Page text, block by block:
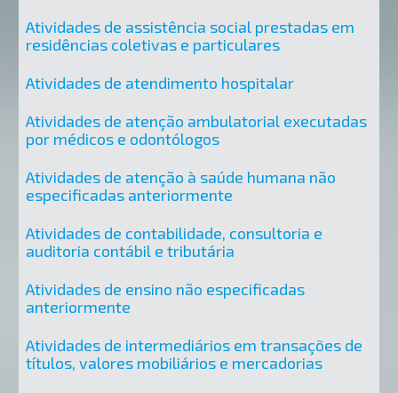
Atividades de assistência social prestadas em
residências coletivas e particulares
Atividades de atendimento hospitalar
Atividades de atenção ambulatorial executadas
por médicos e odontólogos
Atividades de atenção à saúde humana não
especificadas anteriormente
Atividades de contabilidade, consultoria e
auditoria contábil e tributária
Atividades de ensino não especificadas
anteriormente
Atividades de intermediários em transações de
títulos, valores mobiliários e mercadorias